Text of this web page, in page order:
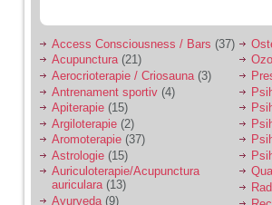
Ma aflu aici pentru ca
vreau sa stiu daca am
nevoie de un psiholog
sau psihiatru.
Sunt casatorita, am
31 de ani si un copil in
varsta de 2 ani care
mi-e lumina ochilor.
Access Consciousness / Bars (37)
Acupunctura(21)
Aerocrioterapie / Criosauna (3)
Antrenament sportiv (4)
Apiterapie (15)
Argiloterapie (2)
Aromoterapie (37)
Astrologie (15)
Auriculoterapie/Acupunctura
auriculara(13)
Ayurveda(9)